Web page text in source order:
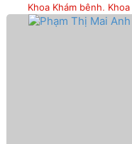
Khoa Khám bệnh, Khoa
Phẫu thuật nội soi, Khoa